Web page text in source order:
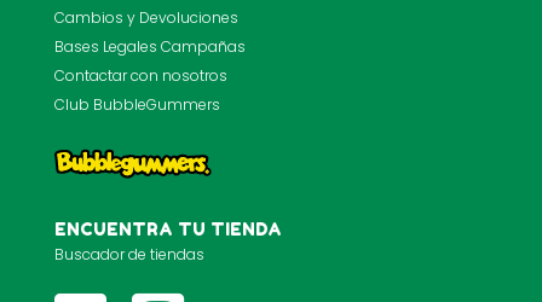
Cambios y Devoluciones
Bases Legales Campañas
Contactar con nosotros
Club BubbleGummers
ENCUENTRA TU TIENDA
Buscador de tiendas